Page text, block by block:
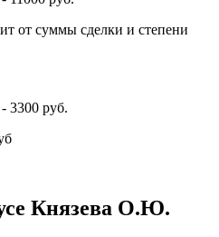
от суммы сделки и степени
3300 руб.
Князева О.Ю.